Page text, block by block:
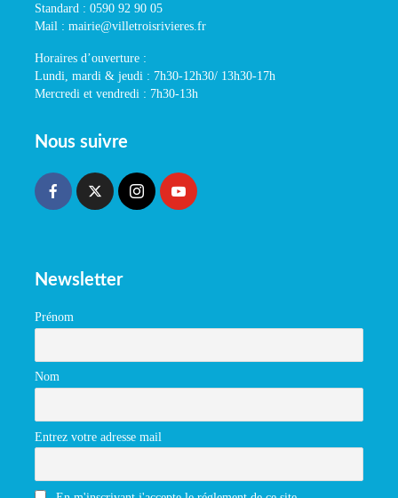
Standard : 0590 92 90 05
Mail : mairie@villetroisrivieres.fr
Horaires d’ouverture :
Lundi, mardi & jeudi : 7h30-12h30/ 13h30-17h
Mercredi et vendredi : 7h30-13h
Nous suivre
Newsletter
Prénom
Nom
Entrez votre adresse mail